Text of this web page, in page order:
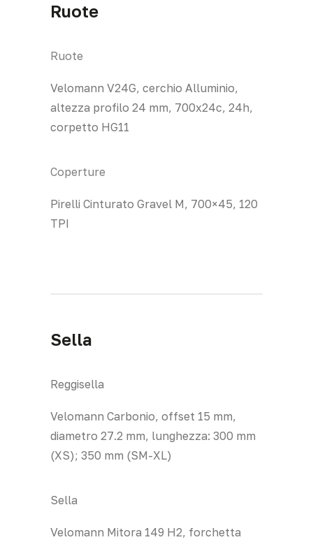
Ruote
Ruote
Velomann V24G, cerchio Alluminio,
altezza profilo 24 mm, 700x24c, 24h,
corpetto HG11
Coperture
Pirelli Cinturato Gravel M, 700×45, 120
TPI
Sella
Reggisella
Velomann Carbonio, offset 15 mm,
diametro 27.2 mm, lunghezza: 300 mm
(XS); 350 mm (SM-XL)
Sella
Velomann Mitora 149 H2, forchetta